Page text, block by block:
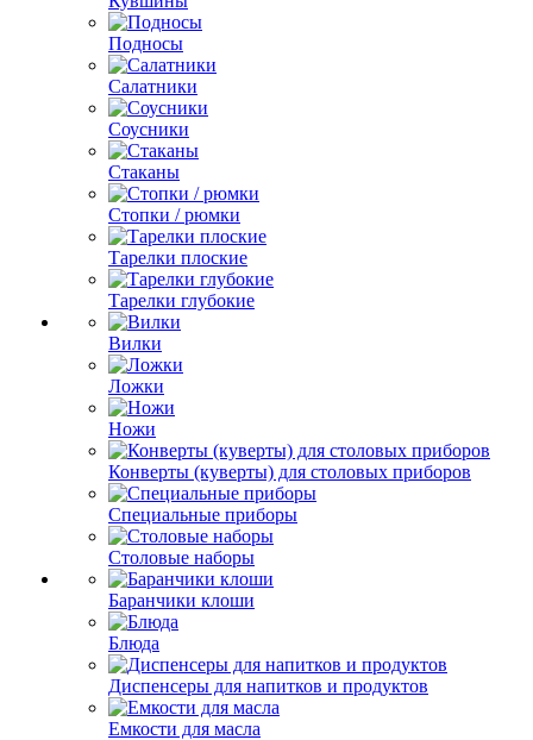
Подносы
Салатники
Соусники
Стаканы
Стопки / рюмки
Тарелки плоские
Тарелки глубокие
Вилки
Ложки
Ножи
Конверты (куверты) для столовых приборов
Специальные приборы
Столовые наборы
Баранчики клоши
Блюда
Диспенсеры для напитков и продуктов
Емкости для масла